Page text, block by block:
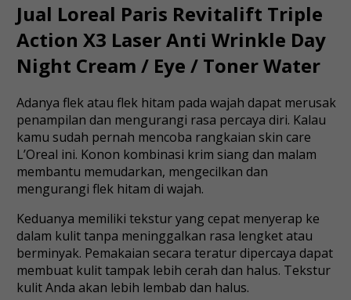
Jual Loreal Paris Revitalift Triple
Action X3 Laser Anti Wrinkle Day
Night Cream / Eye / Toner Water
Adanya flek atau flek hitam pada wajah dapat merusak
penampilan dan mengurangi rasa percaya diri. Kalau
kamu sudah pernah mencoba rangkaian skin care
L’Oreal ini. Konon kombinasi krim siang dan malam
membantu memudarkan, mengecilkan dan
mengurangi flek hitam di wajah.
Keduanya memiliki tekstur yang cepat menyerap ke
dalam kulit tanpa meninggalkan rasa lengket atau
berminyak. Pemakaian secara teratur dipercaya dapat
membuat kulit tampak lebih cerah dan halus. Tekstur
kulit Anda akan lebih lembab dan halus.